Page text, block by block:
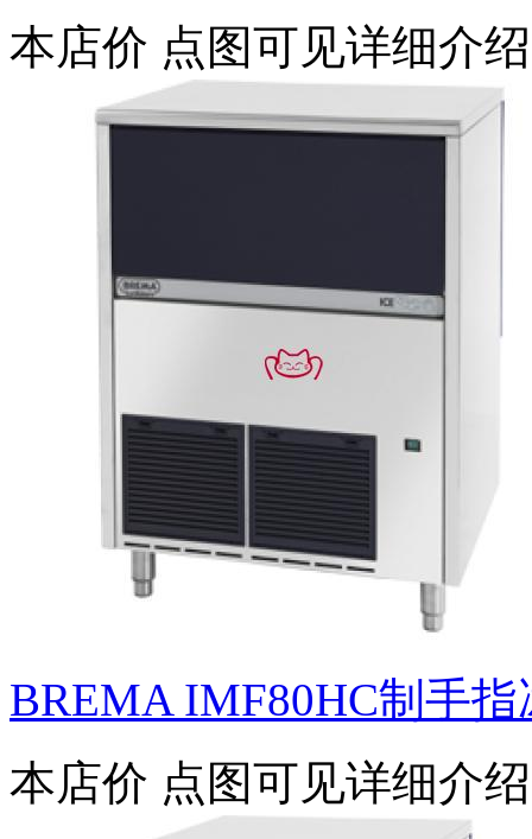
本店价 点图可见详细介绍
BREMA IMF80HC制手指
本店价 点图可见详细介绍